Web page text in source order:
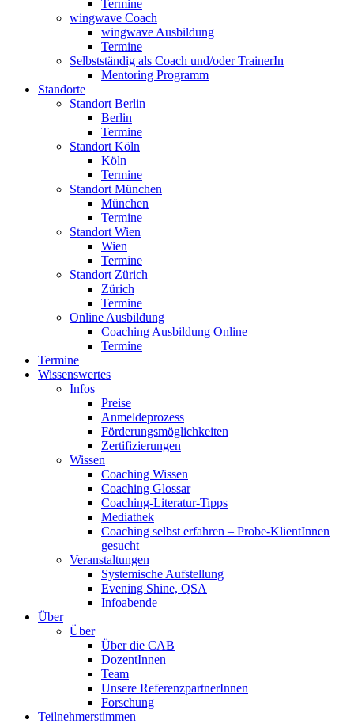
Termine
wingwave Coach
wingwave Ausbildung
Termine
Selbstständig als Coach und/oder TrainerIn
Mentoring Programm
Standorte
Standort Berlin
Berlin
Termine
Standort Köln
Köln
Termine
Standort München
München
Termine
Standort Wien
Wien
Termine
Standort Zürich
Zürich
Termine
Online Ausbildung
Coaching Ausbildung Online
Termine
Termine
Wissenswertes
Infos
Preise
Anmeldeprozess
Förderungsmöglichkeiten
Zertifizierungen
Wissen
Coaching Wissen
Coaching Glossar
Coaching-Literatur-Tipps
Mediathek
Coaching selbst erfahren – Probe-KlientInnen
gesucht
Veranstaltungen
Systemische Aufstellung
Evening Shine, QSA
Infoabende
Über
Über
Über die CAB
DozentInnen
Team
Unsere ReferenzpartnerInnen
Forschung
Teilnehmerstimmen